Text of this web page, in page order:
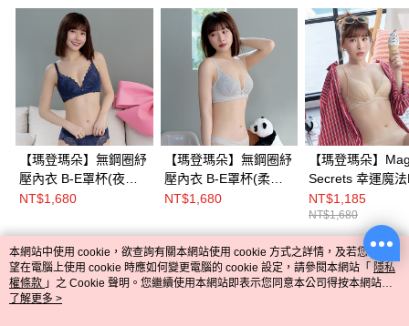
【瑪登瑪朵】無鋼圈紓
壓內衣 B-E罩杯(夜海
藍)
NT$1,680
【瑪登瑪朵】無鋼圈紓
壓內衣 B-E罩杯(柔霧
灰)
NT$1,680
【瑪登瑪朵】
Secrets 幸運魔法HI-Ｑ
棉內衣 B-E罩杯(
膚)
NT$1,185
NT$1,680
熱門標籤
本網站中使用 cookie，欲查詢有關本網站使用 cookie 方式之詳情，及若您不希
望在電腦上使用 cookie 時應如何變更電腦的 cookie 設定，請參閱本網站「 隱私
權條款 」之 Cookie 聲明。您繼續使用本網站即表示您同意本公司得按本網站使
用條款之 Cookie 聲明使用 cookie。
了解更多 >